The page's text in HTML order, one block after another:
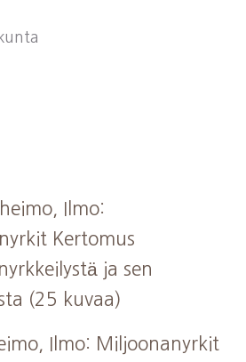
Ilmo: Miljoonanyrkit